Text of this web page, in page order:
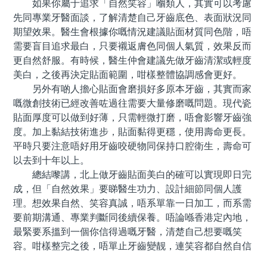
如果你屬于追求「自然笑容」嗰類人，其實可以考慮
先同專業牙醫面談，了解清楚自己牙齒底色、表面狀況同
期望效果。醫生會根據你嘅情況建議貼面材質同色階，唔
需要盲目追求最白，只要襯返膚色同個人氣質，效果反而
更自然舒服。有時候，醫生仲會建議先做牙齒清潔或輕度
美白，之後再決定貼面範圍，咁樣整體協調感會更好。
另外有啲人擔心貼面會磨損好多原本牙齒，其實而家
嘅微創技術已經改善咗過往需要大量修磨嘅問題。現代瓷
貼面厚度可以做到好薄，只需輕微打磨，唔會影響牙齒強
度。加上黏結技術進步，貼面黏得更穩，使用壽命更長。
平時只要注意唔好用牙齒咬硬物同保持口腔衛生，壽命可
以去到十年以上。
總結嚟講，北上做牙齒貼面美白的確可以實現即日完
成，但「自然效果」要睇醫生功力、設計細節同個人護
理。想效果自然、笑容真誠，唔系單靠一日加工，而系需
要前期溝通、專業判斷同後續保養。唔論喺香港定內地，
最緊要系搵到一個你信得過嘅牙醫，清楚自己想要嘅笑
容。咁樣整完之後，唔單止牙齒變靓，連笑容都自然自信